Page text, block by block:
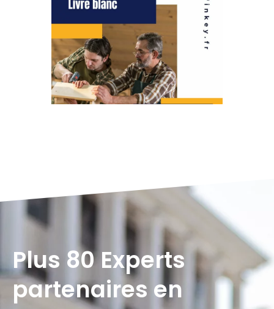
Plus 80 Experts
partenaires en